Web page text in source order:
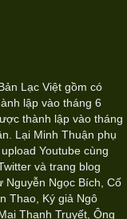
Lạc Việt gồm có
lập vào tháng 6
thành lập vào tháng
Lại Minh Thuận phụ
Youtube cùng
và trang blog
Nguyễn Ngọc Bích, Cố
Thao, Ký giả Ngô
Thanh Truyết, Ông